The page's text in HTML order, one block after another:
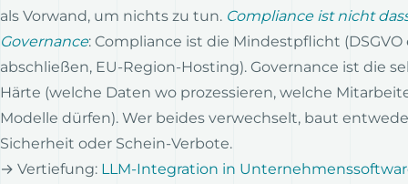
als Vorwand, um nichts zu tun. Compliance ist nicht
Governance: Compliance ist die Mindestpflicht (DSGVO
abschließen, EU-Region-Hosting). Governance ist die
Härte (welche Daten wo prozessieren, welche
Modelle dürfen). Wer beides verwechselt, baut
Sicherheit oder Schein-Verbote.
→ Vertiefung: LLM-Integration in